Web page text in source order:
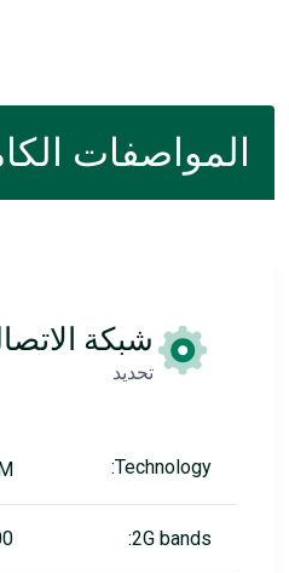
المواصفات
شبكة
تحديد
Technology:
2G bands: